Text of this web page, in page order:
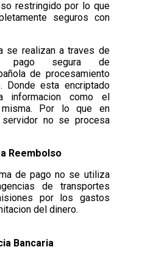
restringido por lo que
seguros con
se realizan a traves de
pago segura de
de procesamiento
Donde esta encriptado
como el
Por lo que en
no se procesa
Reembolso
de pago no se utiliza
de transportes
por los gastos
del dinero.
Bancaria